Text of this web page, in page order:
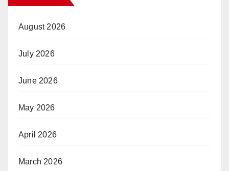
August 2026
July 2026
June 2026
May 2026
April 2026
March 2026